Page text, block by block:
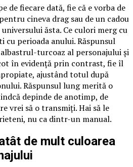
de fiecare dată, fie că e vorba de
cineva drag sau de un cadou
ăsta. Ce culori merg cu
cu perioada anului. Răspunsul
turcoaz al personajului și
în evidență prin contrast, fie îl
ajustând totul după
Răspunsul lung merită o
depinde de anotimp, de
vrei să o transmiți. Hai să le
nu ca dintr-un manual.
de mult culoarea